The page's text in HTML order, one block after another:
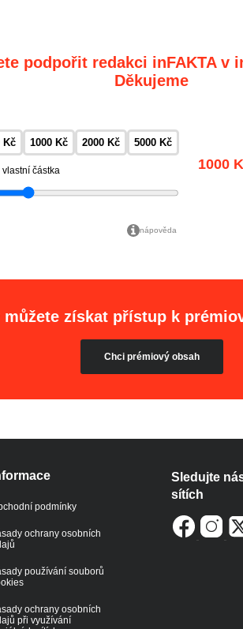
podpořit redakci inFAKTA v
Děkujeme
Kč 1000 Kč 2000 Kč 5000 Kč
vlastní částka 1000
nápověda
můžete získat přístup k
Chci prémiový obsah
podmínky
ochrany osobních
používání souborů
ochrany osobních
při využívání
Sledujte
sítích